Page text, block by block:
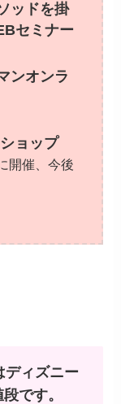
ッドを掛
セミナー
ンオンラ
ョップ
開催、今後
ィズニー
です。